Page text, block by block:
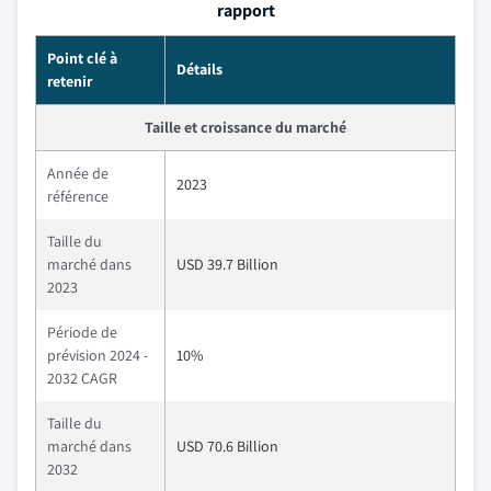
rapport
Point clé à
retenir
Détails
Taille et croissance du marché
Année de
référence
2023
Taille du
marché dans
2023
USD 39.7 Billion
Période de
prévision 2024 -
2032 CAGR
10%
Taille du
marché dans
2032
USD 70.6 Billion